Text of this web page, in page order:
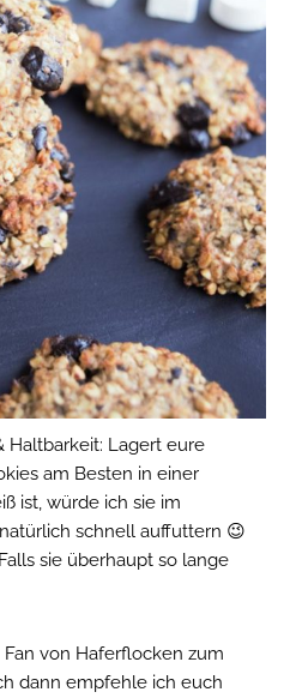
Haltbarkeit: Lagert eure
am Besten in einer
ist, würde ich sie im
schnell auffuttern 😉
sie überhaupt so lange
von Haferflocken zum
dann empfehle ich euch